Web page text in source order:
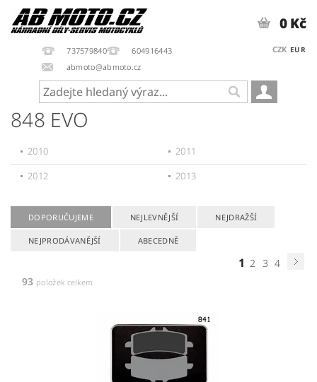
737579840
604916443
abmoto@abmoto.cz
CZK EUR
0 Kč
848 EVO
2010
2011
2012
2013
DOPORUČUJEME NEJLEVNĚJŠÍ NEJDRAŽŠÍ
NEJPRODÁVANĚJŠÍ ABECEDNĚ
1 2 3 4
93 položek celkem